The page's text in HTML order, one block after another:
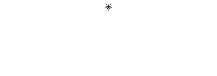
🌟